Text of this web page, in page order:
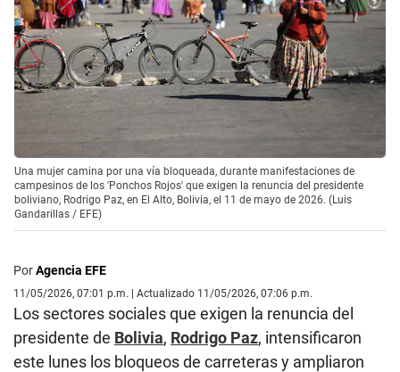
Una mujer camina por una vía bloqueada, durante manifestaciones de
campesinos de los 'Ponchos Rojos' que exigen la renuncia del presidente
boliviano, Rodrigo Paz, en El Alto, Bolivia, el 11 de mayo de 2026. (Luis
Gandarillas / EFE)
PorAgencia EFE
11/05/2026, 07:01 p.m. | Actualizado 11/05/2026, 07:06 p.m.
Los sectores sociales que exigen la renuncia del
presidente de Bolivia, Rodrigo Paz, intensificaron
este lunes los bloqueos de carreteras y ampliaron